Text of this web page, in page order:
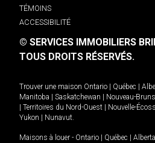
TÉMOINS
ACCESSIBILITÉ
© SERVICES IMMOBILIERS
TOUS DROITS RÉSERVÉS.
Trouver une maison Ontario Québec
Manitoba
Saskatchewan Nouveau-
Territoires du Nord-Ouest Nouvelle-
Yukon
Nunavut.
Maisons à louer - Ontario Québec Alberta